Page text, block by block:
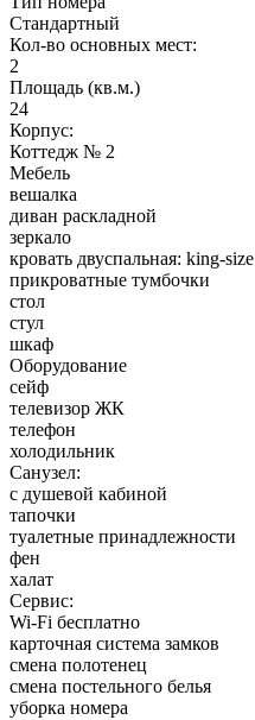
Стандартный
Кол-во основных мест:
2
Площадь (кв.м.)
24
Корпус:
Коттедж № 2
Мебель
вешалка
диван раскладной
зеркало
кровать двуспальная: king-size
прикроватные тумбочки
стол
стул
шкаф
Оборудование
сейф
телевизор ЖК
телефон
холодильник
Санузел:
с душевой кабиной
тапочки
туалетные принадлежности
фен
халат
Сервис:
Wi-Fi бесплатно
карточная система замков
смена полотенец
смена постельного белья
уборка номера